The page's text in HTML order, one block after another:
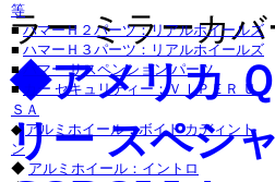
等
■ハマーＨ２パーツ：リアルホイールズ
■ハマーＨ３パーツ：リアルホイールズ
■ハマー サスペンション パーツ
■カー セキュリティー：ＶＩＰＥＲ Ｕ
ＳＡ
◆アルミホイール：ボイド カディント
ン
◆ アルミホイール：イントロ
ラー ミラーカ
◆アメリカ
リー スペシ